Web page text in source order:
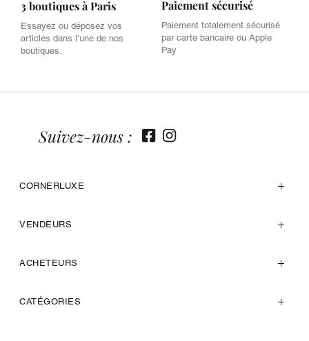
3 boutiques à Paris
Essayez ou déposez vos
articles dans l’une de nos
boutiques.
Paiement sécurisé
Paiement totalement sécurisé
par carte bancaire ou Apple
Pay
CORNERLUXE
VENDEURS
ACHETEURS
CATÉGORIES
Suivez-nous :